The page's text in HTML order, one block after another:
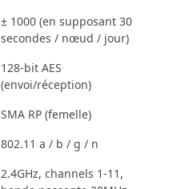
± 1000 (en supposant 30
secondes / nœud / jour)
128-bit AES
(envoi/réception)
SMA RP (femelle)
802.11 a / b / g / n
2.4GHz, channels 1-11,